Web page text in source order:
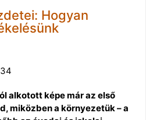
Hogyan
alkotott képe már az első
miközben a környezetük – a